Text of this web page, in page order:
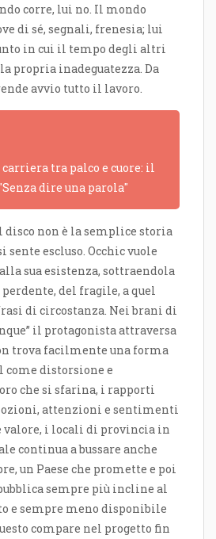
corre, lui no. Il mondo
di sé, segnali, frenesia; lui
in cui il tempo degli altri
propria inadeguatezza. Da
avvio tutto il lavoro.
carriera tra palco e cuore: il
dire una parola"
disco non è la semplice storia
sente escluso. Occhic vuole
sua esistenza, sottraendola
del fragile, a quel
di circostanza. Nei brani di
il protagonista attraversa
trova facilmente una forma
come distorsione e
che si sfarina, i rapporti
attenzioni e sentimenti
valore, i locali di provincia in
continua a bussare anche
un Paese che promette e poi
sempre più incline al
e sempre meno disponibile
compare nel progetto fin